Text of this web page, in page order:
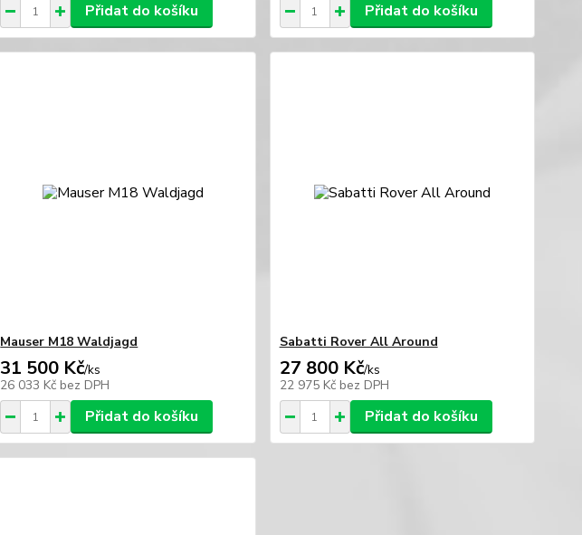
Přidat do košíku Přidat do košíku
Mauser M18 Waldjagd
31 500 Kč/ks
26 033 Kč bez DPH
Přidat do košíku
Sabatti Rover All Around
27 800 Kč/ks
22 975 Kč bez DPH
Přidat do košíku